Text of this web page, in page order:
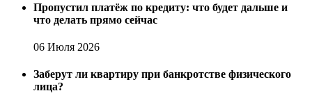
Пропустил платёж по кредиту: что будет дальше и
что делать прямо сейчас
06 Июля 2026
Заберут ли квартиру при банкротстве физического
лица?